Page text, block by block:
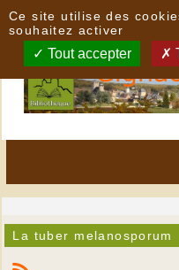
La tuber melanosporum
Ce site utilise des
souhaitez activer
Tout accepter